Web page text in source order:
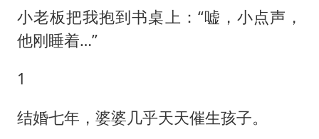
小老板把我抱到书桌上：“嘘，小点声，
他刚睡着…”
1
结婚七年，婆婆几乎天天催生孩子。